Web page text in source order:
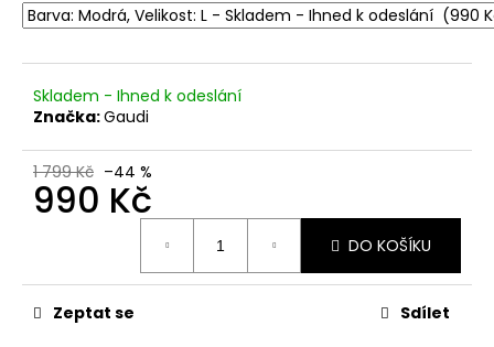
Skladem - Ihned k odeslání
Značka:Gaudi
1 799 Kč –44 %
990 Kč
DO KOŠÍKU
Zeptat se Sdílet
PAS
-
MODRÁ
599
Původně:
299
Kč